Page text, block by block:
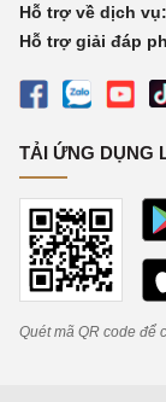
Hỗ trợ về dịch vụ:
Hỗ trợ giải đáp
TẢI ỨNG DỤNG
Quét mã QR code để